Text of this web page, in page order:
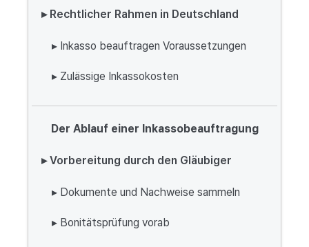
▸ Rechtlicher Rahmen in Deutschland
▸ Inkasso beauftragen Voraussetzungen
▸ Zulässige Inkassokosten
Der Ablauf einer Inkassobeauftragung
▸ Vorbereitung durch den Gläubiger
▸ Dokumente und Nachweise sammeln
▸ Bonitätsprüfung vorab